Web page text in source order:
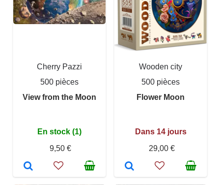
Cherry Pazzi
500 pièces
View from the Moon
En stock (1)
9,50 €
Wooden city
500 pièces
Flower Moon
Dans 14 jours
29,00 €